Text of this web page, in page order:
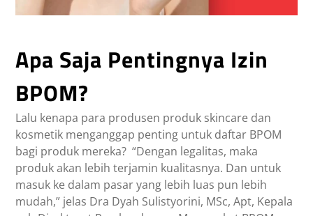
Apa Saja Pentingnya Izin
BPOM?
Lalu kenapa para produsen produk skincare dan
kosmetik menganggap penting untuk daftar BPOM
bagi produk mereka? “Dengan legalitas, maka
produk akan lebih terjamin kualitasnya. Dan untuk
masuk ke dalam pasar yang lebih luas pun lebih
mudah,” jelas Dra Dyah Sulistyorini, MSc, Apt, Kepala